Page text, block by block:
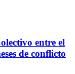
entre el
de conflicto